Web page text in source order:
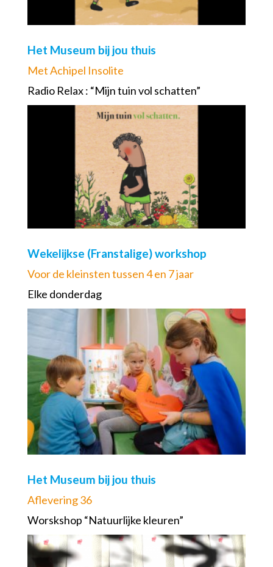
Het Museum bij jou thuis
Met Achipel Insolite
Radio Relax : “Mijn tuin vol schatten”
Wekelijkse (Franstalige) workshop
Voor de kleinsten tussen 4 en 7 jaar
Elke donderdag
Het Museum bij jou thuis
Aflevering 36
Worskshop “Natuurlijke kleuren”